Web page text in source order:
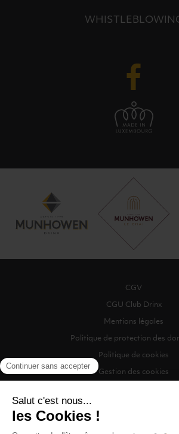
CGV
CGU Club Drinx
Mentions légales
Politique de protection des
Politique de cookies
Gestion des cookies
©2026 Munhowen Drinx / Tous